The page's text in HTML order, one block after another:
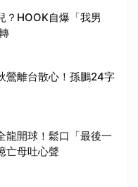
？HOOK自爆「我男
鶯離台散心！孫鵬24字
龍開球！鬆口「最後一
亡母吐心聲